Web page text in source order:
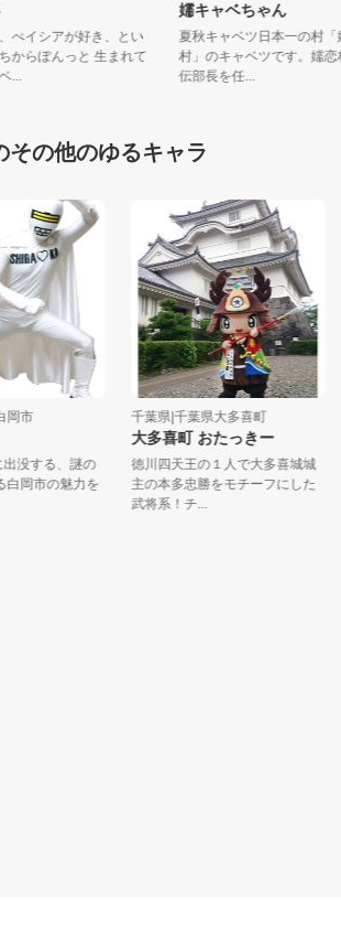
B
日、べイシアが好き、とい
持ちからぽんっと 生まれて
、ベ...
嬬キャベちゃん
夏秋キャベツ日本一の
村」のキャベツです。
伝部長を任...
その他のゆるキャラ
する、謎の
市の魅力を
千葉県|千葉県大多喜町
大多喜町 おたっきー
徳川四天王の１人で大多喜城城
主の本多忠勝をモチーフにした
武将系！チ...